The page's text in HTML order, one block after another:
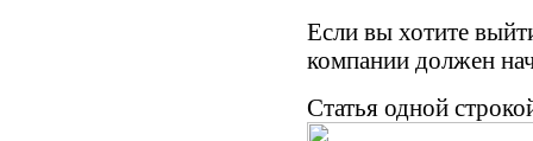
Если вы хотите
компании должен
Статья одной